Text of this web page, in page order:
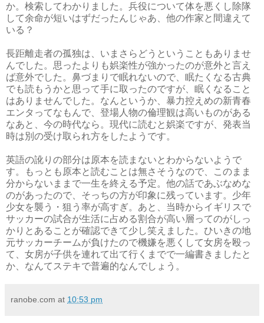
か。検索してわかりました。兵役について体を悪くし除隊
して余命が短いはずだったんじゃあ、他の作家と間違えて
いる？
長距離走者の孤独は、いまさらどうということもありませ
んでした。思ったよりも娯楽性が強かったのが意外と言え
ば意外でした。鼻づまりで眠れないので、眠たくなる古典
でも読もうかと思って手に取ったのですが、眠くなること
はありませんでした。なんというか、暴力控えめの新青春
エンタってなもんで、登場人物の倫理観は高いものがある
なあと、今の時代なら。現代に読むと娯楽ですが、発表当
時は別の受け取られ方をしたようです。
英語の訛りの部分は原本を読まないとわからないようで
す。もっとも原本と読むことは無さそうなので、このまま
分からないままで一生を終える予定。他の話であぶなめな
のがあったので、そっちの方が印象に残っています。少年
少女を襲う・狙う率が高すぎ。あと、当時からイギリスで
サッカーの試合が生活に占める割合が高い層ってのがしっ
かりとあることが確認できて少し笑えました。ひいきの地
元サッカーチームが負けたので機嫌を悪くして女房を殴っ
て、女房が子供を連れて出て行くまでで一編書きましたと
か、なんてステキで普遍的なんでしょう。
ranobe.com at 10:53 pm